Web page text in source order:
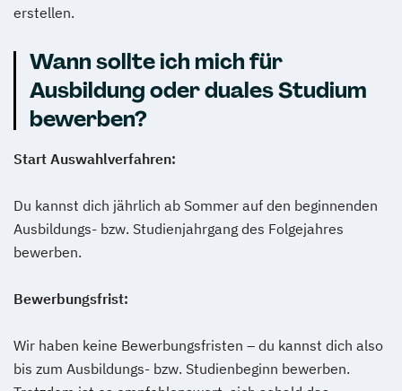
erstellen.
Wann sollte ich mich für
Ausbildung oder duales Studium
bewerben?
Start Auswahlverfahren:
Du kannst dich jährlich ab Sommer auf den beginnenden
Ausbildungs- bzw. Studienjahrgang des Folgejahres
bewerben.
Bewerbungsfrist:
Wir haben keine Bewerbungsfristen – du kannst dich also
bis zum Ausbildungs- bzw. Studienbeginn bewerben.